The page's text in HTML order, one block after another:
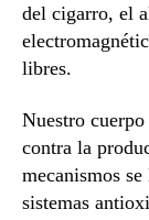
del cigarro, el
libres.
Nuestro
contra la
mecanismos
sistemas